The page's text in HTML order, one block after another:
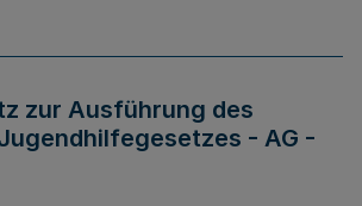
zur Ausführung des
- AG -